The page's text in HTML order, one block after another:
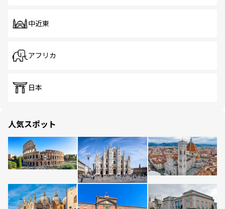
中近東
アフリカ
日本
人気スポット